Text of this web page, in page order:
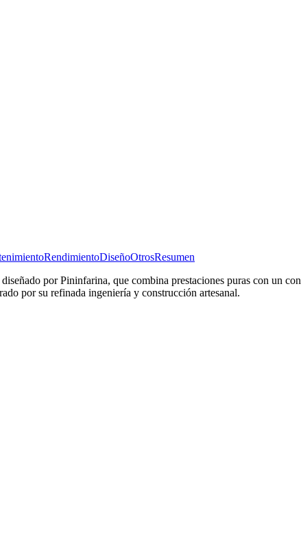
RendimientoDiseñoOtrosResumen
por Pininfarina, que combina prestaciones puras con un
por su refinada ingeniería y construcción artesanal.